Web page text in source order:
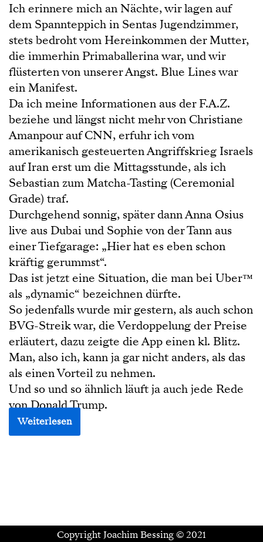
Ich erinnere mich an Nächte, wir lagen auf
dem Spannteppich in Sentas Jugendzimmer,
stets bedroht vom Hereinkommen der Mutter,
die immerhin Primaballerina war, und wir
flüsterten von unserer Angst. Blue Lines war
ein Manifest.
Da ich meine Informationen aus der F.A.Z.
beziehe und längst nicht mehr von Christiane
Amanpour auf CNN, erfuhr ich vom
amerikanisch gesteuerten Angriffskrieg Israels
auf Iran erst um die Mittagsstunde, als ich
Sebastian zum Matcha-Tasting (Ceremonial
Grade) traf.
Durchgehend sonnig, später dann Anna Osius
live aus Dubai und Sophie von der Tann aus
einer Tiefgarage: „Hier hat es eben schon
kräftig gerummst“.
Das ist jetzt eine Situation, die man bei Uber™
als „dynamic“ bezeichnen dürfte.
So jedenfalls wurde mir gestern, als auch schon
BVG-Streik war, die Verdoppelung der Preise
erläutert, dazu zeigte die App einen kl. Blitz.
Man, also ich, kann ja gar nicht anders, als das
als einen Vorteil zu nehmen.
Und so und so ähnlich läuft ja auch jede Rede
von Donald Trump.
Weiterlesen
Copyright Joachim Bessing © 2021